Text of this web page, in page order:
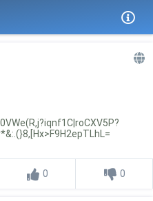
0 0